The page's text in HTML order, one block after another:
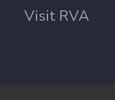
Visit RVA